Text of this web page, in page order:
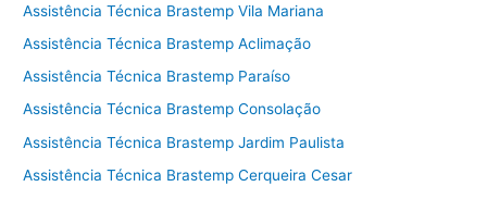
Assistência Técnica Brastemp Vila Mariana
Assistência Técnica Brastemp Aclimação
Assistência Técnica Brastemp Paraíso
Assistência Técnica Brastemp Consolação
Assistência Técnica Brastemp Jardim Paulista
Assistência Técnica Brastemp Cerqueira Cesar